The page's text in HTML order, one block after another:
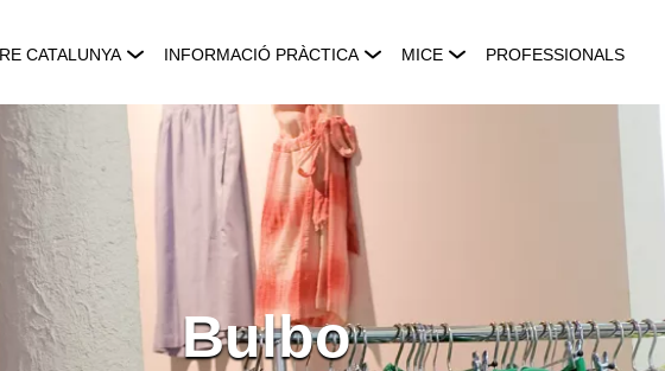
CATALUNYA INFORMACIÓ PRÀCTICA MICE PROFESSIONALS
Bulbo